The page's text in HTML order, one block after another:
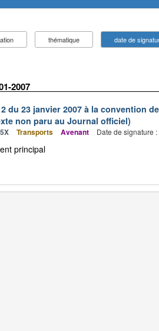
thématique
date de
2007
2 du 23 janvier 2007 à la convention
non paru au Journal officiel)
Transports Avenant Date de signature
principal